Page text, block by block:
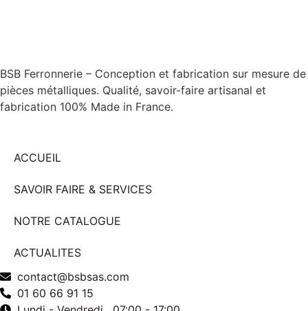
BSB Ferronnerie – Conception et fabrication sur mesure de
pièces métalliques. Qualité, savoir-faire artisanal et
fabrication 100% Made in France.
ACCUEIL
SAVOIR FAIRE & SERVICES
NOTRE CATALOGUE
ACTUALITES
contact@bsbsas.com
01 60 66 91 15